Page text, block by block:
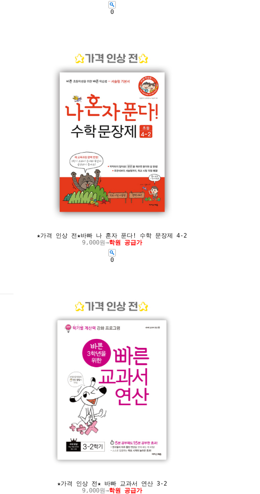
0
★가격 인상 전★바빠 나 혼자 푼다! 수학 문장제 4-2
9,000원→학원 공급가
0
★가격 인상 전★ 바빠 교과서 연산 3-2
9,000원→학원 공급가